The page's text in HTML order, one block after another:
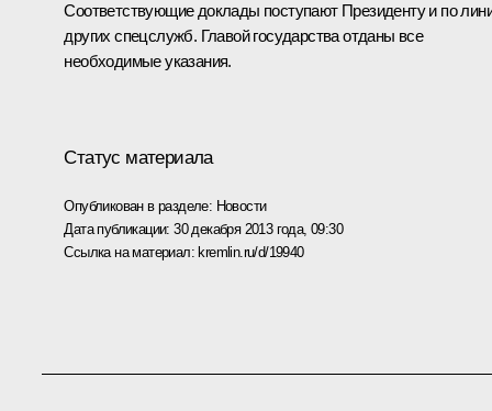
Соответствующие доклады поступают Президенту и по
других спецслужб. Главой государства отданы все
необходимые указания.
Статус материала
Опубликован в разделе: Новости
Дата публикации:30 декабря 2013 года, 09:30
Ссылка на материал:kremlin.ru/d/19940